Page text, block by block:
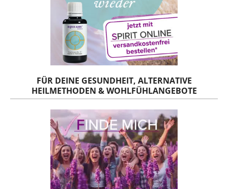
FÜR DEINE GESUNDHEIT, ALTERNATIVE
HEILMETHODEN & WOHLFÜHLANGEBOTE